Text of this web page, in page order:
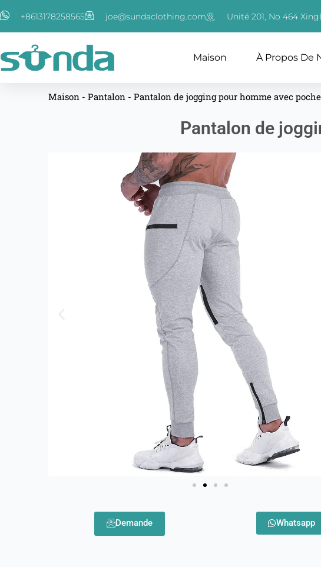
au
+8613178258565 joe@sundaclothing.com Unité 201, No 464
Maison À Propos De
Maison - Pantalon - Pantalon de jogging pour homme avec
Pantalon de
Demande Whatsapp